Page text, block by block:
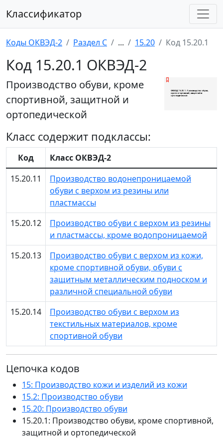
Классификатор
Коды ОКВЭД-2 Раздел C ... 15.20 Код 15.20.1
Код 15.20.1 ОКВЭД-2
Производство обуви, кроме
спортивной, защитной и
ортопедической
Класс содержит подклассы:
Код
Класс ОКВЭД-2
15.20.11
Производство водонепроницаемой
обуви с верхом из резины или
пластмассы
15.20.12
Производство обуви с верхом из резины
и пластмассы, кроме водопроницаемой
15.20.13
Производство обуви с верхом из кожи,
кроме спортивной обуви, обуви с
защитным металлическим подноском и
различной специальной обуви
15.20.14
Производство обуви с верхом из
текстильных материалов, кроме
спортивной обуви
Цепочка кодов
15: Производство кожи и изделий из кожи
15.2: Производство обуви
15.20: Производство обуви
15.20.1: Производство обуви, кроме спортивной,
защитной и ортопедической